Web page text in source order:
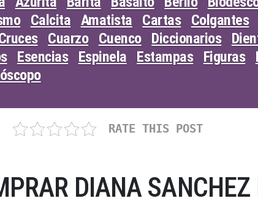
Calcita Amatista Cartas Colgantes
Cuarzo Cuenco Diccionarios
Esencias Espinela Estampas Figuras
RATE THIS POST
DIANA